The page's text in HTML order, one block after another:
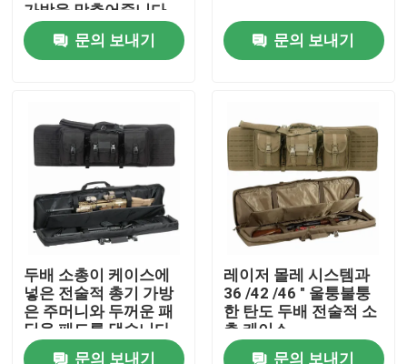
공장 투어
품질 관리
저희와 연락
인용 을 요청 하십시오
전술적 총 가방
총 가방을 추적하기
가방을 맞추어줍니다
문의 보내기
문의 보내기
두배 소총이 케이스에
넣은 전술적 총기 가방
은 주머니와 두꺼운 패
딩을 패드를 댔습니다
문의 보내기
레이저 몰레 시스템과
36 /42 /46 " 울퉁불퉁
한 탄도 두배 전술적 소
총 케이스
문의 보내기